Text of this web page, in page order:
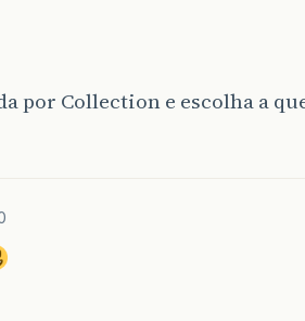
por Collection e escolha a